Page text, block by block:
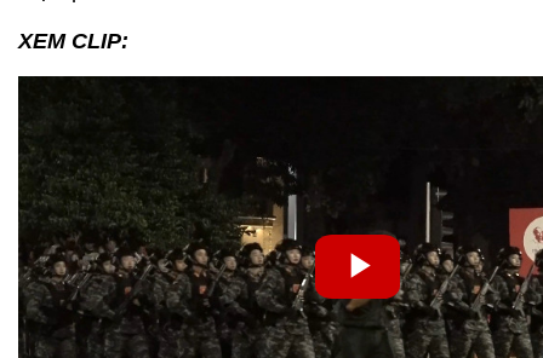
XEM CLIP: